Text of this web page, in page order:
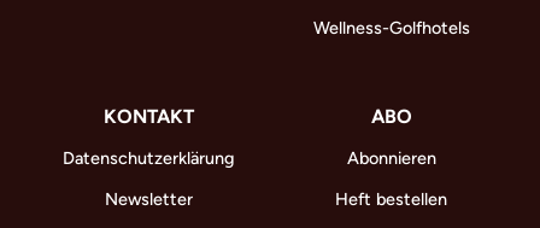
Wellness-Golfhotels
KONTAKT
Datenschutzerklärung
Newsletter
ABO
Abonnieren
Heft bestellen